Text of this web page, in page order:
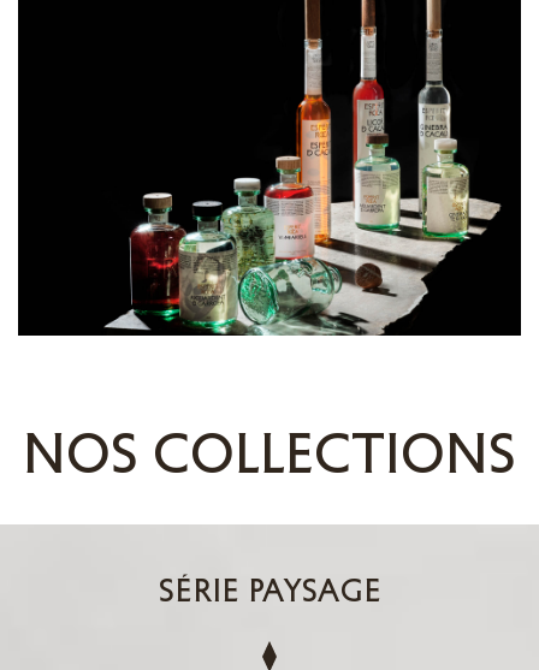
NOS COLLECTIONS
SÉRIE PAYSAGE